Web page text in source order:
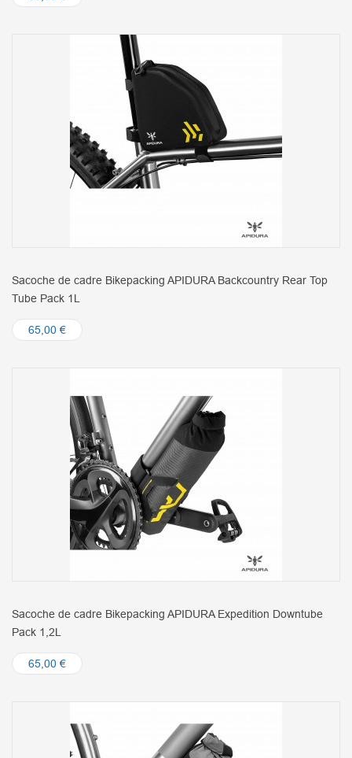
Sacoche de cadre Bikepacking APIDURA Backcountry Rear Top
Tube Pack 1L
65,00 €
Sacoche de cadre Bikepacking APIDURA Expedition Downtube
Pack 1,2L
65,00 €